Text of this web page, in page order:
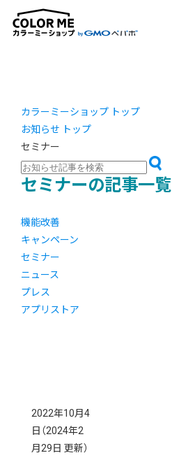
カラーミーショップ トップ
お知らせ トップ
セミナー
セミナーの記事一覧
機能改善
キャンペーン
セミナー
ニュース
プレス
アプリストア
2022年10月4
日 （2024年2
月29日 更新）